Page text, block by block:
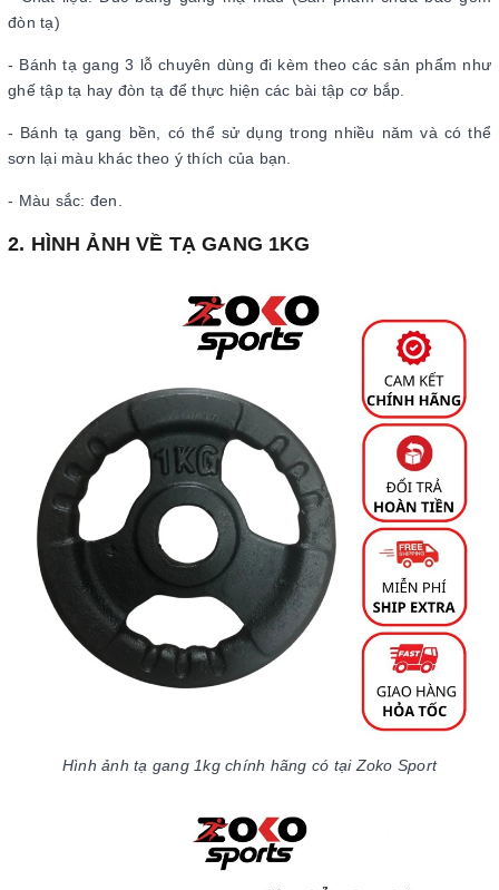
đòn tạ)
- Bánh tạ gang 3 lỗ chuyên dùng đi kèm theo các sản phẩm như
ghế tập tạ hay đòn tạ để thực hiện các bài tập cơ bắp.
- Bánh tạ gang bền, có thể sử dụng trong nhiều năm và có thể
sơn lại màu khác theo ý thích của bạn.
- Màu sắc: đen.
2. HÌNH ẢNH VỀ TẠ GANG 1KG
Hình ảnh tạ gang 1kg chính hãng có tại Zoko Sport